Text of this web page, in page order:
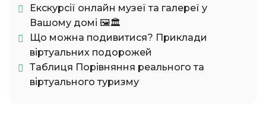
Екскурсії онлайн музеї та галереї у
Вашому домі 🖼️🏛️
Що можна подивитися? Приклади
віртуальних подорожей
Таблиця Порівняння реального та
віртуального туризму